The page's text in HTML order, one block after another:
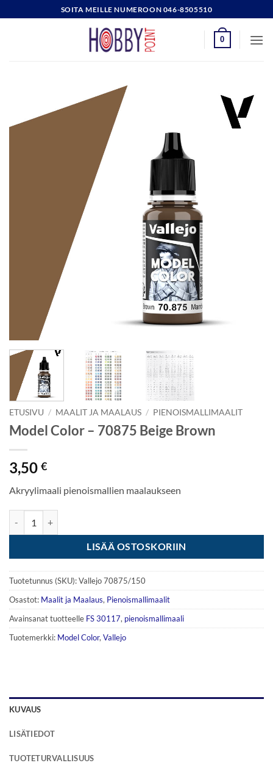
to
SOITA MEILLE NUMEROON 046-8505510
0
ETUSIVU / MAALIT JA MAALAUS / PIENOISMALLIMAALIT
Model Color – 70875 Beige Brown
3,50 €
Akryylimaali pienoismallien maalaukseen
LISÄÄ OSTOSKORIIN
Tuotetunnus (SKU):Vallejo 70875/150
Osastot: Maalit ja Maalaus, Pienoismallimaalit
Avainsanat tuotteelle FS 30117, pienoismallimaali
Tuotemerkki: Model Color,Vallejo
KUVAUS
LISÄTIEDOT
TUOTETURVALLISUUS